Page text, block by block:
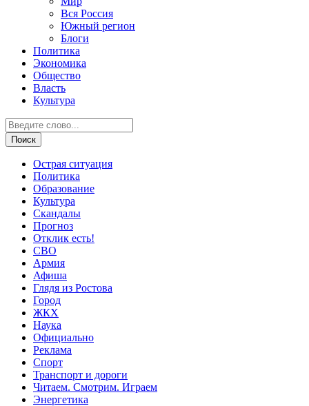
Вся Россия
Южный регион
Блоги
Политика
Экономика
Общество
Власть
Культура
Острая ситуация
Политика
Образование
Культура
Скандалы
Прогноз
Отклик есть!
СВО
Армия
Афиша
Глядя из Ростова
Город
ЖКХ
Наука
Официально
Реклама
Спорт
Транспорт и дороги
Читаем. Смотрим. Играем
Энергетика